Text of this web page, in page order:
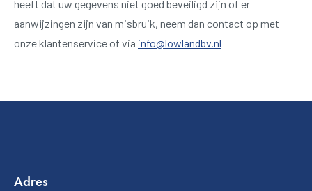
heeft dat uw gegevens niet goed beveiligd zijn of er
aanwijzingen zijn van misbruik, neem dan contact op met
onze klantenservice of via info@lowlandbv.nl
Adres